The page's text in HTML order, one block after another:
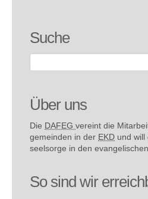
Suche
Über uns
Die DAFEG vereint die
gemeinden in der EKD und
seel­sorge in den
So sind wir